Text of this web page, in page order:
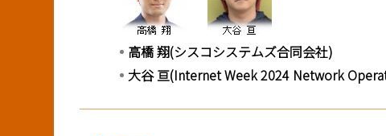
高橋 翔(シスコシステムズ合同会社)
大谷 亘(Internet Week 2024 Network